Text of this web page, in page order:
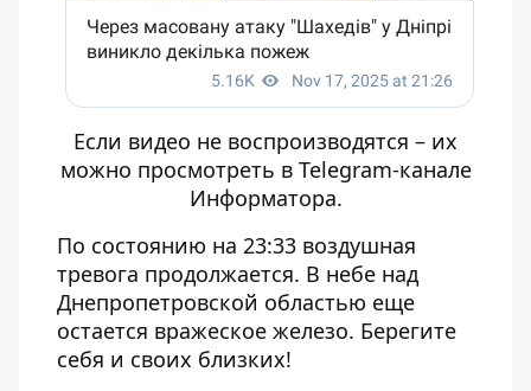
Если видео не воспроизводятся – их
можно просмотреть в Telegram-канале
Информатора.
По состоянию на 23:33 воздушная
тревога продолжается. В небе над
Днепропетровской областью еще
остается вражеское железо. Берегите
себя и своих близких!